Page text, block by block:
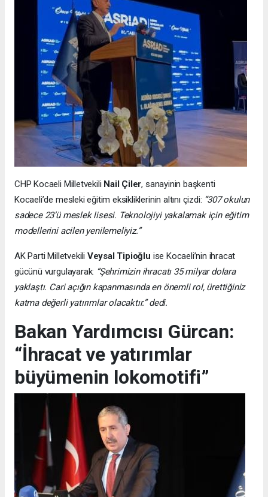
CHP Kocaeli Milletvekili Nail Çiler, sanayinin başkenti
Kocaeli’de mesleki eğitim eksikliklerinin altını çizdi: “307 okulun
sadece 23’ü meslek lisesi. Teknolojiyi yakalamak için eğitim
modellerini acilen yenilemeliyiz.”
AK Parti Milletvekili Veysal Tipioğlu ise Kocaeli’nin ihracat
gücünü vurgulayarak: “Şehrimizin ihracatı 35 milyar dolara
yaklaştı. Cari açığın kapanmasında en önemli rol, ürettiğiniz
katma değerli yatırımlar olacaktır.” dedi.
Bakan Yardımcısı Gürcan:
“İhracat ve yatırımlar
büyümenin lokomotifi”